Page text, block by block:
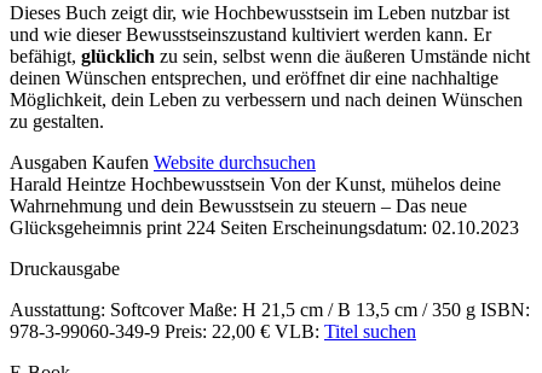
Dieses Buch zeigt dir, wie Hochbewusstsein im Leben nutzbar ist
und wie dieser Bewusstseinszustand kultiviert werden kann. Er
befähigt, glücklich zu sein, selbst wenn die äußeren Umstände nicht
deinen Wünschen entsprechen, und eröffnet dir eine nachhaltige
Möglichkeit, dein Leben zu verbessern und nach deinen Wünschen
zu gestalten.
Details
und
Inhalte
Ausgaben Kaufen Website durchsuchen
Harald Heintze Hochbewusstsein Von der Kunst, mühelos deine
Wahrnehmung und dein Bewusstsein zu steuern – Das neue
Glücksgeheimnis print 224 Seiten Erscheinungsdatum: 02.10.2023
Druckausgabe
Ausstattung: Softcover Maße: H 21,5 cm / B 13,5 cm / 350 g ISBN:
978-3-99060-349-9 Preis: 22,00 € VLB: Titel suchen